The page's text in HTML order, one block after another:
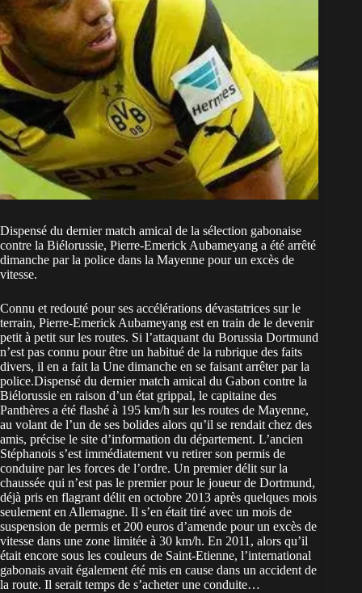
Paris sportifs
Dispensé du dernier match amical de la sélection gabonaise
contre la Biélorussie, Pierre-Emerick Aubameyang a été arrêté
dimanche par la police dans la Mayenne pour un excès de
vitesse.
Connu et redouté pour ses accélérations dévastatrices sur le
terrain, Pierre-Emerick Aubameyang est en train de le devenir
petit à petit sur les routes. Si l’attaquant du Borussia Dortmund
n’est pas connu pour être un habitué de la rubrique des faits
divers, il en a fait la Une dimanche en se faisant arrêter par la
police.Dispensé du derniermatch amical du Gabon contre la
Biélorussie en raison d’un état grippal, le capitaine des
Panthères a été flashé à 195 km/h sur les routes de Mayenne,
au volant de l’un de ses bolides alors qu’il se rendait chez des
amis, précise le site d’information du département. L’ancien
Stéphanois s’est immédiatement vu retirer son permis de
conduire par les forces de l’ordre. Un premier délit sur la
chaussée qui n’est pas le premier pour le joueur de Dortmund,
déjà pris en flagrant délit en octobre 2013 après quelques mois
seulement en Allemagne. Il s’en était tiré avec un mois de
suspension de permis et 200 euros d’amende pour un excès de
vitesse dans une zone limitée à 30 km/h. En 2011, alors qu’il
était encore sous les couleurs de Saint-Etienne, l’international
gabonais avait également été mis en cause dans un accident de
la route. Il serait temps de s’acheter une conduite…